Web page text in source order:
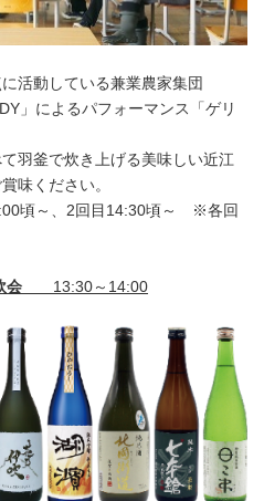
活動している兼業農家集団
」によるパフォーマンス「ゲリ
羽釜で炊き上げる美味しい近江
味ください。
頃～、2回目14:30頃～ ※各回
会 13:30～14:00